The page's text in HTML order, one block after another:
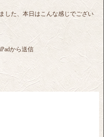
した、本日はこんな感じでござい
から送信